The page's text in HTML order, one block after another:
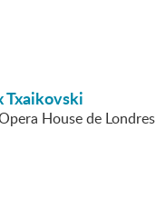
House de Londres